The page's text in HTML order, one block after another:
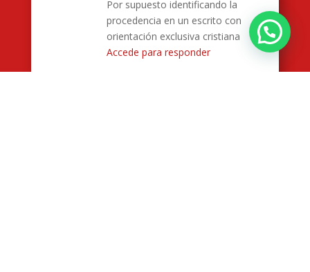
Por supuesto identificando la
procedencia en un escrito con
orientación exclusiva cristiana
Accede para responder